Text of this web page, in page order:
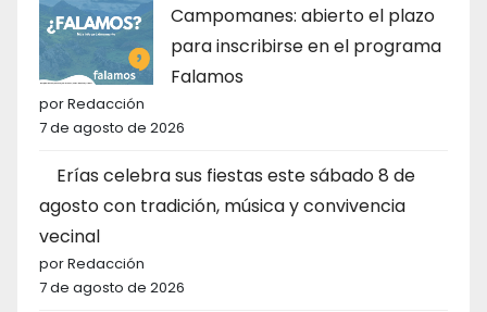
Campomanes: abierto el plazo
para inscribirse en el programa
Falamos
por Redacción
7 de agosto de 2026
Erías celebra sus fiestas este sábado 8 de
agosto con tradición, música y convivencia
vecinal
por Redacción
7 de agosto de 2026